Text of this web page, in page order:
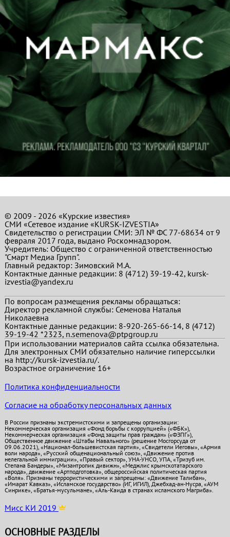
© 2009 - 2026 «Курские известия»
СМИ «Сетевое издание «KURSK-IZVESTIA»
Свидетельство о регистрации СМИ: ЭЛ № ФС 77-68634 от 9
февраля 2017 года, выдано Роскомнадзором.
Учредитель: Общество с ограниченной ответственностью
"Смарт Медиа Групп".
Главный редактор:Зимовский М.А.
Контактные данные редакции: 8 (4712) 39-19-42, kursk-
izvestia@yandex.ru
По вопросам размещения рекламы обращаться:
Директор рекламной службы: Семенова Наталья
Николаевна
Контактные данные редакции: 8-920-265-66-14, 8 (4712)
39-19-42 *2323, n.semenova@ptpgroup.ru
При использовании материалов сайта ссылка обязательна.
Для электронных СМИ обязательно наличие гиперссылки
на http://kursk-izvestia.ru/.
Возрастное ограничение 16+
Политика конфиденциальности
Согласие на обработку персональных данных
В России признаны экстремистскими и запрещены организации:
Некоммерческая организация «Фонд борьбы с коррупцией» («ФБК»),
Некоммерческая организация «Фонд защиты прав граждан» («ФЗПГ»),
Общественное движение «Штабы Навального» (решение Мосгорсуда от
09.06.2021), «Национал-большевистская партия», «Свидетели Иеговы», «Армия
воли народа», «Русский общенациональный союз», «Движение против
нелегальной иммиграции», «Правый сектор», УНА-УНСО, УПА, «Тризуб им.
Степана Бандеры», «Мизантропик дивижн», «Меджлис крымскотатарского
народа», движение «Артподготовка», общероссийская политическая партия
«Воля». Признаны террористическими и запрещены: «Движение Талибан»,
«Имарат Кавказ», «Исламское государство» (ИГ, ИГИЛ), Джебхад-ан-Нусра, «АУМ
Синрике», «Братья-мусульмане», «Аль-Каида в странах исламского Магриба».
Мисс КИ 2019
ОСНОВНЫЕ РАЗДЕЛЫ